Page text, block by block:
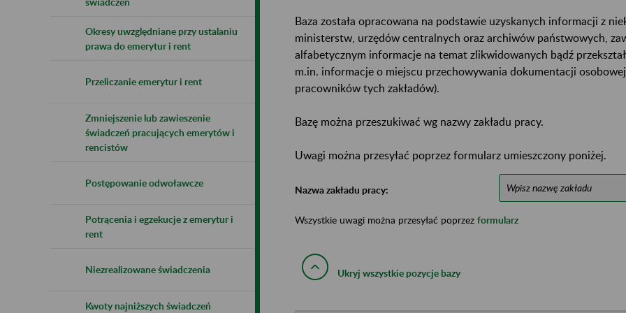
Okresy uwzględniane przy ustalaniu
prawa do emerytur i rent
Przeliczanie emerytur i rent
Zmniejszenie lub zawieszenie
świadczeń pracujących emerytów i
rencistów
Postępowanie odwoławcze
Potrącenia i egzekucje z emerytur i
rent
Niezrealizowane świadczenia
Kwoty najniższych świadczeń
Baza została opracowana na podstawie uzyskanych informacji z
ministerstw, urzędów centralnych oraz archiwów państwowych,
alfabetycznym informacje na temat zlikwidowanych bądź
m.in. informacje o miejscu przechowywania dokumentacji
pracowników tych zakładów).
Bazę można przeszukiwać wg nazwy zakładu pracy.
Uwagi można przesyłać poprzez formularz umieszczony poniżej.
Nazwa zakładu pracy:
Wszystkie uwagi można przesyłać poprzez formularz
Ukryj wszystkie pozycje bazy